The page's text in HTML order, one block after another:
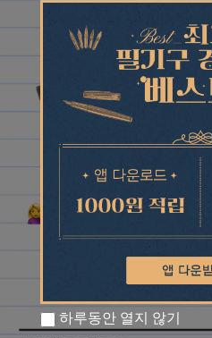
하루동안 열지 않기